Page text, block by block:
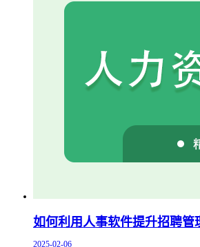
如何利用人事软件提升招聘管
2025-02-06